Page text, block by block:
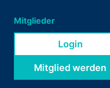
Mitglieder
Login
Mitglied werden